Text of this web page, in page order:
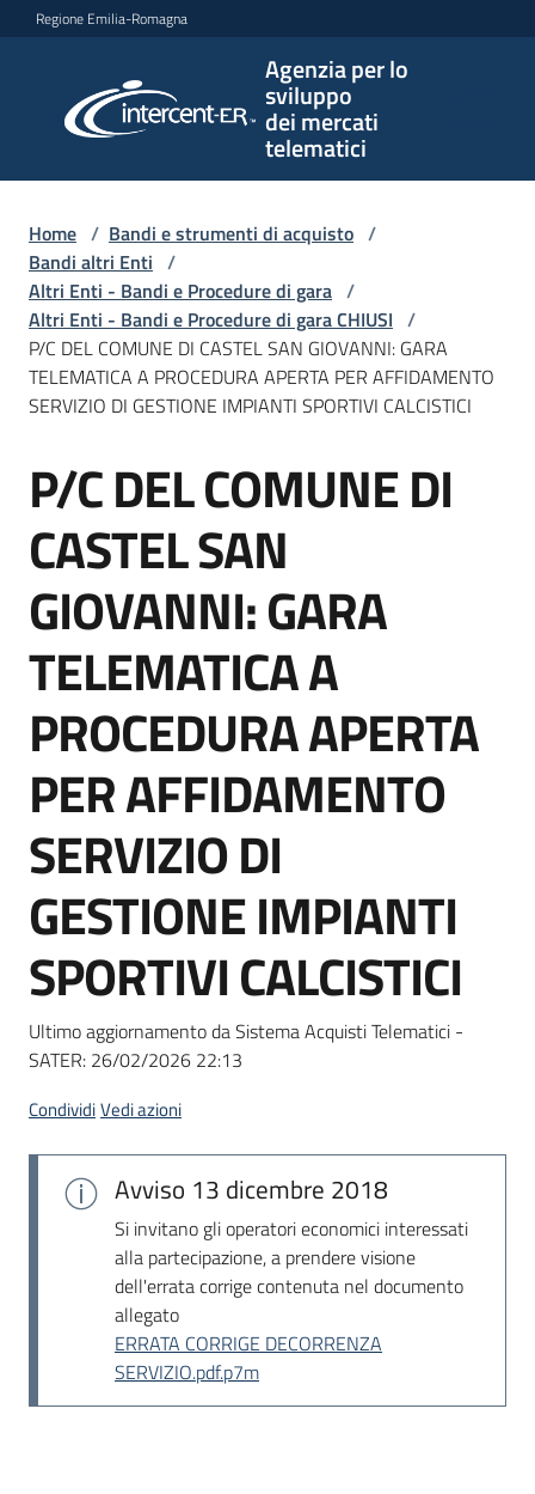
Vai al contenuto
Vai alla navigazione
Vai al footer
Regione Emilia-Romagna
Agenzia per lo
sviluppo
dei mercati
telematici
per lo
sviluppo
telematici
L'Agenzia
e
strumenti
acquisto
Supporto
Piattaforme
telematiche
English
site
su
Home / Bandi e strumenti di acquisto /
Bandi altri Enti /
Altri Enti - Bandi e Procedure di gara /
Altri Enti - Bandi e Procedure di gara CHIUSI /
P/C DEL COMUNE DI CASTEL SAN GIOVANNI: GARA
TELEMATICA A PROCEDURA APERTA PER AFFIDAMENTO
SERVIZIO DI GESTIONE IMPIANTI SPORTIVI CALCISTICI
Salta al contenuto
P/C DEL COMUNE DI
CASTEL SAN
GIOVANNI: GARA
TELEMATICA A
PROCEDURA APERTA
PER AFFIDAMENTO
SERVIZIO DI
GESTIONE IMPIANTI
SPORTIVI CALCISTICI
Ultimo aggiornamento da Sistema Acquisti Telematici -
SATER: 26/02/2026 22:13
CondividiVedi azioni
Avviso 13 dicembre 2018
Si invitano gli operatori economici interessati
alla partecipazione, a prendere visione
dell'errata corrige contenuta nel documento
allegato
ERRATA CORRIGE DECORRENZA
SERVIZIO.pdf.p7m